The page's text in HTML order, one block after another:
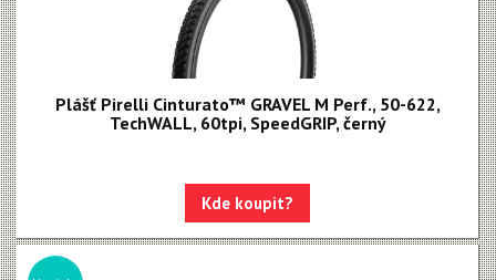
Plášť Pirelli Cinturato™ GRAVEL M Perf., 50-622,
TechWALL, 60tpi, SpeedGRIP, černý
Kde koupit?